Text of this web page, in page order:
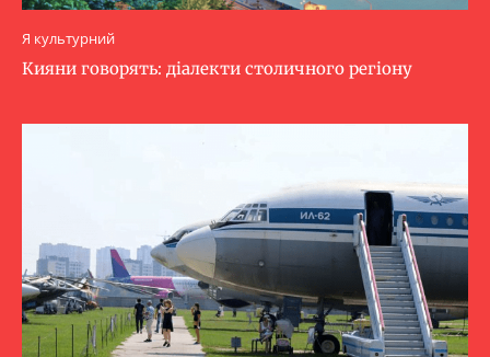
Я культурний
Кияни говорять: діалекти столичного регіону